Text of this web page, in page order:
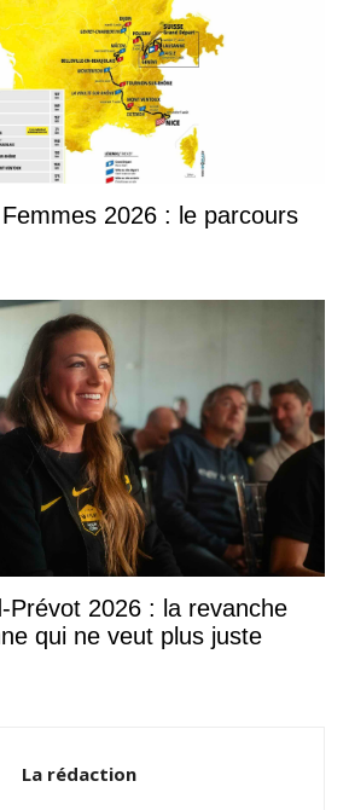
2026 : le parcours
Prévot 2026 : la revanche
qui ne veut plus juste
La rédaction